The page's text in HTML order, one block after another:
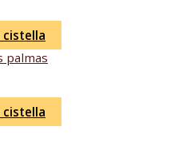
cistella
cistella